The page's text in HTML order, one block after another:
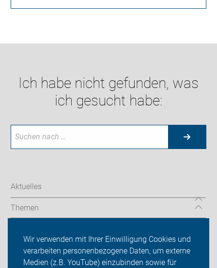
Wir verwenden mit Ihrer Einwilligung Cookies und
verarbeiten personenbezogene Daten, um externe
Medien (z.B. YouTube) einzubinden sowie für
Ich habe nicht gefunden, was
ich gesucht habe:
Aktuelles
Themen
Spenden